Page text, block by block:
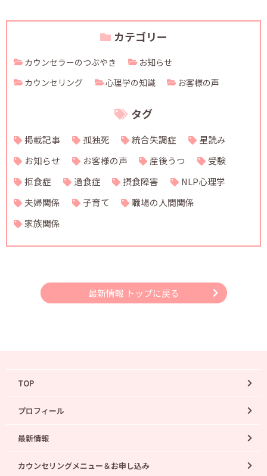
カテゴリー
カウンセラーのつぶやき
お知らせ
カウンセリング
心理学の知識 お客様の声
タグ
掲載記事 孤独死 統合失調症
星読み
お知らせ
お客様の声 産後うつ
受験
拒食症
過食症 摂食障害
NLP心理学
夫婦関係
子育て
職場の人間関係
家族関係
最新情報 トップに戻る
TOP
プロフィール
最新情報
カウンセリングメニュー＆お申し込み